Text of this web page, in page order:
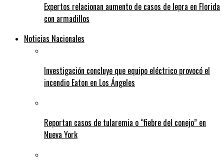
Expertos relacionan aumento de casos de lepra en Florida
con armadillos
Noticias Nacionales
Investigación concluye que equipo eléctrico provocó el
incendio Eaton en Los Ángeles
Reportan casos de tularemia o “fiebre del conejo” en
Nueva York